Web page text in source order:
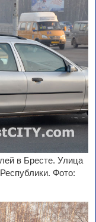
в Бресте. Улица
Фото: